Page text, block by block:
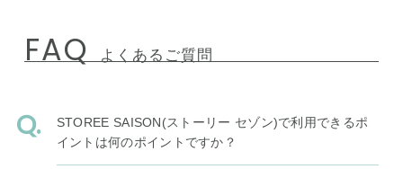
FAQ よくあるご質問
STOREE SAISON(ストーリー セゾン)で利用できるポ
イントは何のポイントですか？